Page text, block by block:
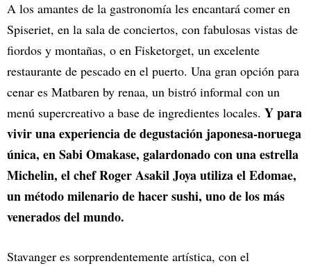
A los amantes de la gastronomía les encantará comer en
Spiseriet, en la sala de conciertos, con fabulosas vistas de
fiordos y montañas, o en Fisketorget, un excelente
restaurante de pescado en el puerto. Una gran opción para
cenar es Matbaren by renaa, un bistró informal con un
menú supercreativo a base de ingredientes locales. Y para
vivir una experiencia de degustación japonesa-noruega
única, en Sabi Omakase, galardonado con una estrella
Michelin, el chef Roger Asakil Joya utiliza el Edomae,
un método milenario de hacer sushi, uno de los más
venerados del mundo.
Stavanger es sorprendentemente artística, con el